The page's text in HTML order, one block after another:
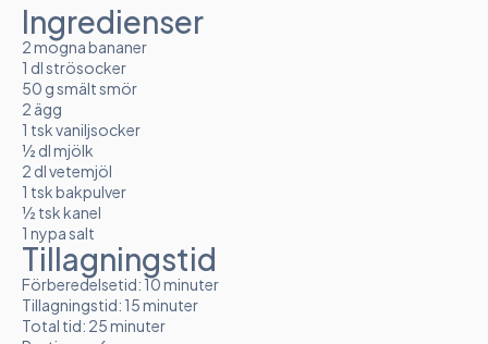
Ingredienser
2 mogna bananer
1 dl strösocker
50 g smält smör
2 ägg
1 tsk vaniljsocker
½ dl mjölk
2 dl vetemjöl
1 tsk bakpulver
½ tsk kanel
1 nypa salt
Tillagningstid
Förberedelsetid: 10 minuter
Tillagningstid: 15 minuter
Total tid: 25 minuter